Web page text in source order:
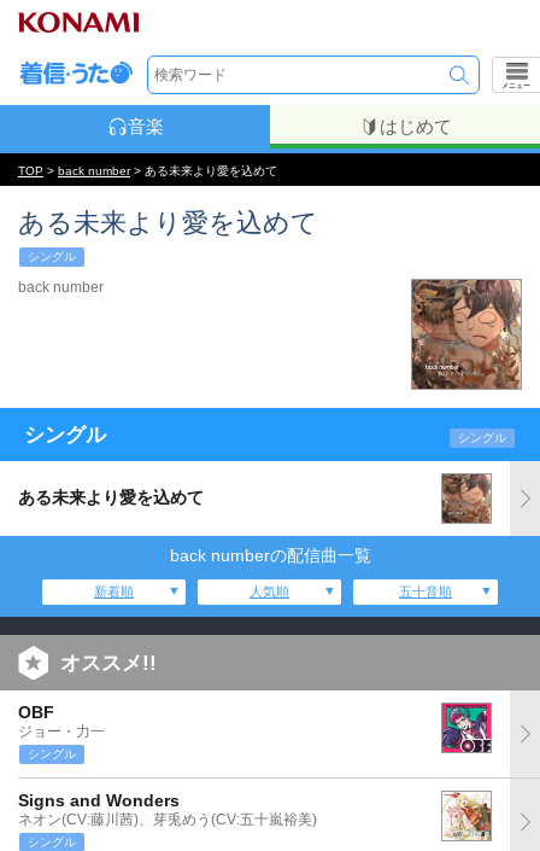
メニュー
音楽 はじめて
TOP > back number> ある未来より愛を込めて
ある未来より愛を込めて
シングル
back number
シングル シングル
ある未来より愛を込めて
back numberの配信曲一覧
新着順 人気順 五十音順
オススメ!!
OBF
ジョー・力一
シングル
Signs and Wonders
ネオン(CV:藤川茜)、芽兎めう(CV:五十嵐裕美)
シングル